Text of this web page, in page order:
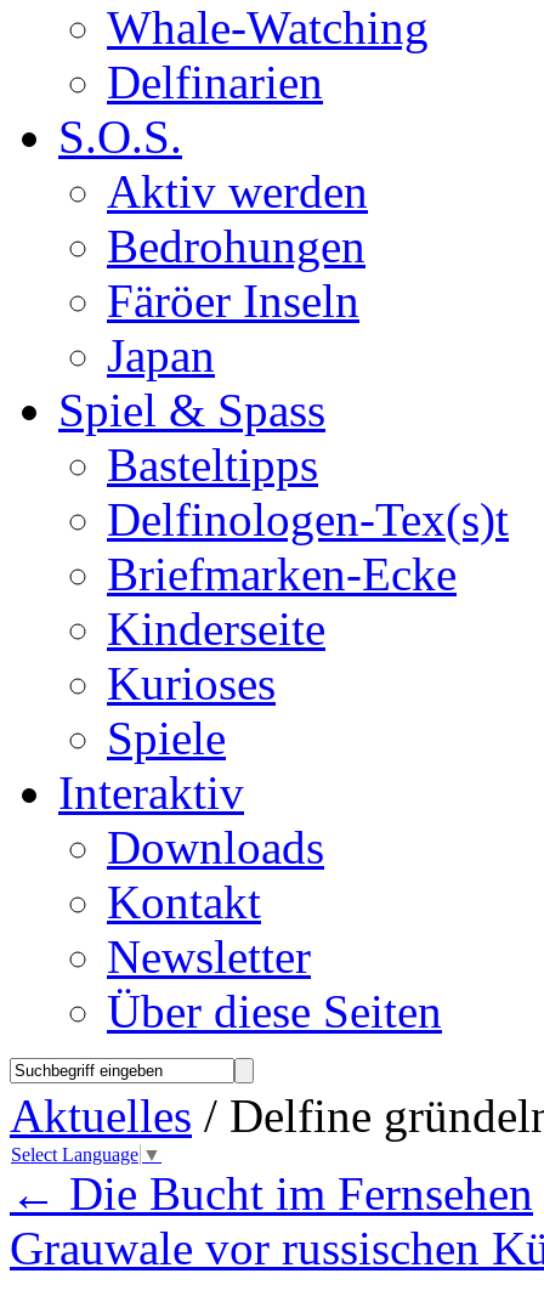
Whale-Watching
Delfinarien
S.O.S.
Aktiv werden
Bedrohungen
Färöer Inseln
Japan
Spiel & Spass
Basteltipps
Delfinologen-Tex(s)t
Briefmarken-Ecke
Kinderseite
Kurioses
Spiele
Interaktiv
Downloads
Kontakt
Newsletter
Über diese Seiten
Aktuelles / Delfine
Select Language ▼
← Die Bucht im Fernsehen
Grauwale vor russischen